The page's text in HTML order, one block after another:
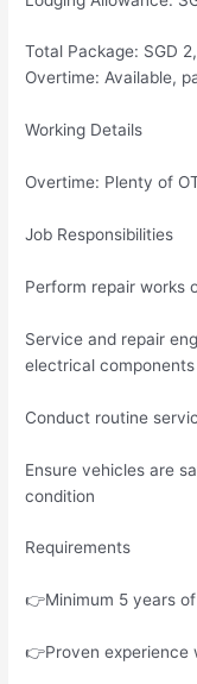
Total Package: SGD
Overtime: Available,
Working Details
Overtime: Plenty of
Job Responsibilities
Perform repair works
Service and repair
electrical components
Conduct routine
Ensure vehicles are
condition
Requirements
👉Minimum 5 years
👉Proven experience